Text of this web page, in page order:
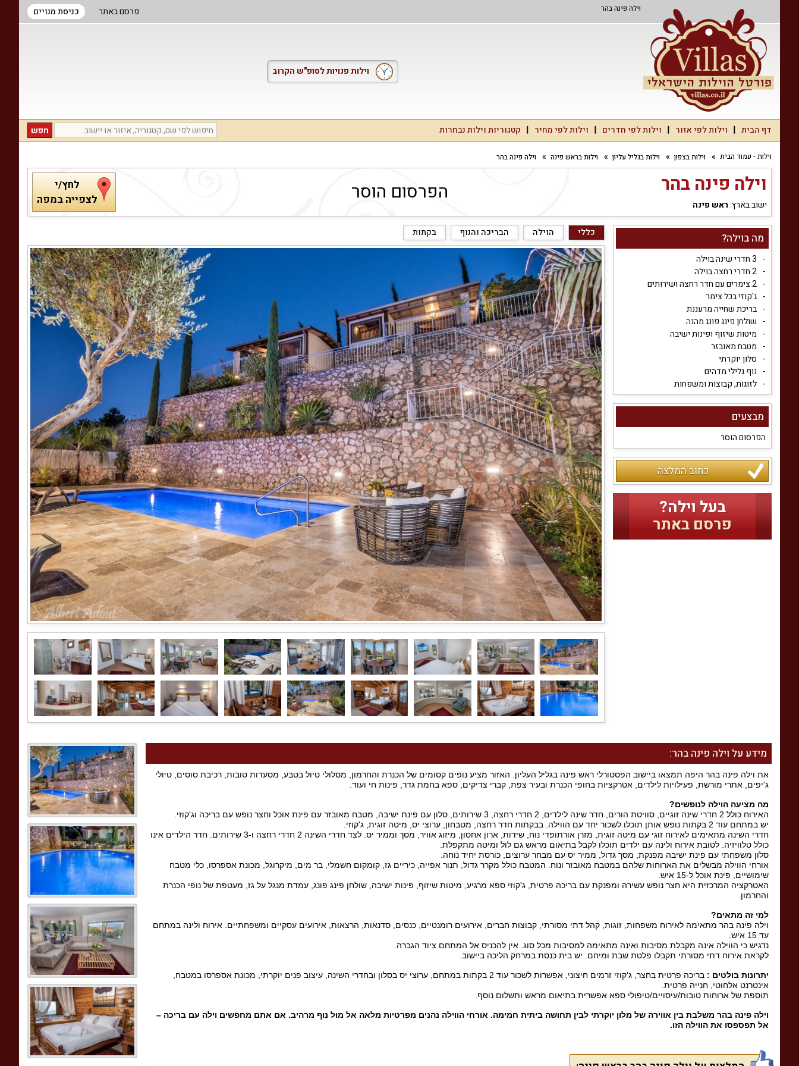
וילה פינה בהר פרסם באתר כניסת מנויים
וילות פנויות לסופ"ש הקרוב
דף הבית וילות לפי אזור וילות לפי חדרים וילות לפי מחיר קטגוריות וילות נבחרות
וילות - עמוד הבית וילות בצפון וילות בגליל עליון וילות בראש פינה וילה פינה בהר
וילה פינה בהר
ישוב בארץ:ראש פינה הפרסום הוסר
לחץ/י
לצפייה במפה
מה בוילה?
3 חדרי שינה בוילה
2 חדרי רחצה בוילה
2 צימרים עם חדר רחצה ושירותים
ג'קוזי בכל צימר
בריכת שחייה מרעננת
שולחן פינג פונג מהנה
מיטות שיזוף ופינות ישיבה
מטבח מאובזר
סלון יוקרתי
נוף גלילי מדהים
לזוגות, קבוצות ומשפחות
מבצעים
הפרסום הוסר
כתוב המלצה
בעל וילה?
פרסם באתר
כללי הוילה הבריכה והנוף בקתות
מידע על וילה פינה בהר:
את וילה פינה בהר היפה תמצאו ביישוב הפסטורלי ראש פינה בגליל העליון. האזור מציע נופים קסומים של הכנרת והחרמון, מסלולי טיול בטבע, מסעדות טובות, רכיבת סוסים, טיולי
ג'יפים, אתרי מורשת, פעילויות לילדים, אטרקציות בחופי הכנרת ובעיר צפת, קברי צדיקים, ספא בחמת גדר, פינות חי ועוד.
מה מציעה הוילה לנופשים?
האירוח כולל 2 חדרי שינה זוגיים, סוויטת הורים, חדר שינה לילדים, 2 חדרי רחצה, 3 שירותים, סלון עם פינת ישיבה, מטבח מאובזר עם פינת אוכל וחצר נופש עם בריכה וג'קוזי.
יש במתחם עוד 2 בקתות נופש אותן תוכלו לשכור יחד עם הווילה. בבקתות חדר רחצה, מטבחון, ערוצי יס, מיטה זוגית, ג'קוזי.
חדרי השינה מתאימים לאירוח זוגי עם מיטה זוגית, מזרן אורתופדי נוח, שידות, ארון אחסון, מיזוג אוויר, מסך וממיר יס. לצד חדרי השינה 2 חדרי רחצה ו-3 שירותים. חדר הילדים אינו
כולל טלוויזיה. לטובת אירוח ולינה עם ילדים תוכלו לקבל בתיאום מראש גם לול ומיטה מתקפלת.
סלון משפחתי עם פינת ישיבה מפנקת, מסך גדול, ממיר יס עם מבחר ערוצים, כורסת יחיד נוחה.
אורחי הווילה מבשלים את הארוחות שלהם במטבח מאובזר ונוח. המטבח כולל מקרר גדול, תנור אפייה, כיריים גז, קומקום חשמלי, בר מים, מיקרוגל, מכונת אספרסו, כלי מטבח
שימושיים, פינת אוכל ל-15 איש.
האטרקציה המרכזית היא חצר נופש עשירה ומפנקת עם בריכה פרטית, ג'קוזי ספא מרגיע, מיטות שיזוף, פינות ישיבה, שולחן פינג פונג, עמדת מנגל על גז, מעטפת של נופי הכנרת
והחרמון.
למי זה מתאים?
וילה פינה בהר מתאימה לאירוח משפחות, זוגות, קהל דתי מסורתי, קבוצות חברים, אירועים רומנטיים, כנסים, סדנאות, הרצאות, אירועים עסקיים ומשפחתיים. אירוח ולינה במתחם
עד 15 איש.
נדגיש כי הווילה אינה מקבלת מסיבות ואינה מתאימה למסיבות מכל סוג. אין להכניס אל המתחם ציוד הגברה.
לקראת אירוח דתי מסורתי תקבלו פלטת שבת ומיחם. יש בית כנסת במרחק הליכה ביישוב.
יתרונות בולטים :
בריכה פרטית בחצר, ג'קוזי זרמים חיצוני, אפשרות לשכור עוד 2 בקתות במתחם, ערוצי יס בסלון ובחדרי השינה, עיצוב פנים יוקרתי, מכונת אספרסו במטבח,
אינטרנט אלחוטי, חנייה פרטית.
תוספת של ארוחות טובות/עיסויים/טיפולי ספא אפשרית בתיאום מראש ותשלום נוסף.
וילה פינה בהר משלבת בין אווירה של מלון יוקרתי לבין תחושה ביתית חמימה. אורחי הווילה נהנים מפרטיות מלאה אל מול נוף מרהיב. אם אתם מחפשים וילה עם בריכה –
אל תפספסו את הווילה הזו.